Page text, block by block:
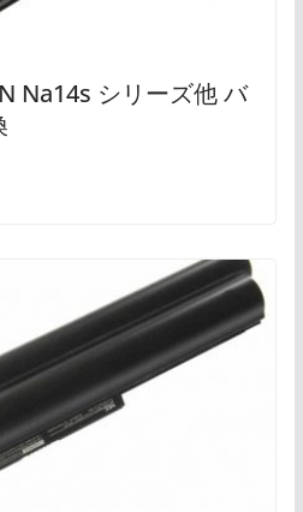
Na14s シリーズ他 バ